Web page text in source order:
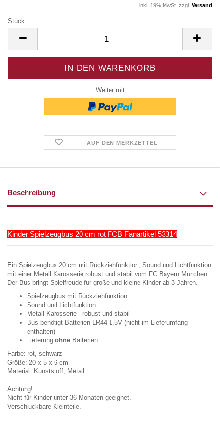
inkl. 19% MwSt. zzgl. Versand
Stück:
Weiter mit
AUF DEN MERKZETTEL
Beschreibung
Kinder Spielzeugbus 20 cm rot FCB Fanartikel 53314
Ein Spielzeugbus 20 cm mit Rückziehfunktion, Sound und Lichtfunktion
mit einer Metall Karosserie robust und stabil vom FC Bayern München.
Der Bus bringt Spielfreude für große und kleine Kinder ab 3 Jahren.
Spielzeugbus mit Rückziehfunktion
Sound und Lichtfunktion
Metall-Karosserie - robust und stabil
Bus benötigt Batterien LR44 1,5V (nicht im Lieferumfang
enthalten)
Lieferung ohne Batterien
Farbe: rot, schwarz
Größe: 20 x 5 x 6 cm
Material: Kunststoff, Metall
Achtung!
Nicht für Kinder unter 36 Monaten geeignet.
Verschluckbare Kleinteile.